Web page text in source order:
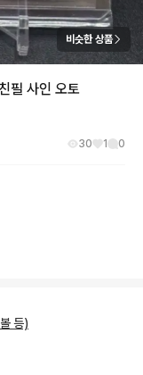
비슷한 상품
필 사인 오토
30 1 0
등)